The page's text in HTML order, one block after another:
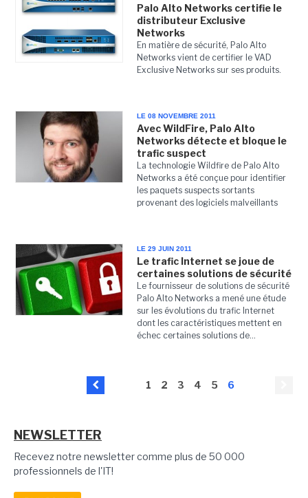
Palo Alto Networks certifie le
distributeur Exclusive
Networks
En matière de sécurité, Palo Alto
Networks vient de certifier le VAD
Exclusive Networks sur ses produits.
LE 08 NOVEMBRE 2011
Avec WildFire, Palo Alto
Networks détecte et bloque le
trafic suspect
La technologie Wildfire de Palo Alto
Networks a été conçue pour identifier
les paquets suspects sortants
provenant des logiciels malveillants
LE 29 JUIN 2011
Le trafic Internet se joue de
certaines solutions de sécurité
Le fournisseur de solutions de sécurité
Palo Alto Networks a mené une étude
sur les évolutions du trafic Internet
dont les caractéristiques mettent en
échec certaines solutions de...
1 2 3 4 5 6
NEWSLETTER
Recevez notre newsletter comme plus de 50 000
professionnels de l'IT!